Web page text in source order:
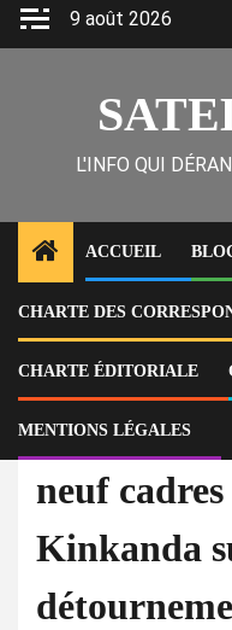
Skip
9 août 2026
L'INFO QUI
ACCUEIL
CHARTE DES
CHARTE ÉDITORIALE
MENTIONS LÉGALES
Home
Actu
neuf cadres de l’hôpital de
présumé
À la Une Actu
neuf
Kinkanda